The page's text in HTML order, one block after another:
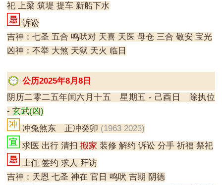
祀 上梁 筑堤 提车 新船下水
诉讼
吉神：七圣 五合 鸣吠对 天喜 天医 母仓 三合 敬安 宝光
凶神：不举 大煞 天狱 天火 临日
公历2025年8月8日
阴历二零二五年闰六月十五 星期五 - 己酉日 除执位
- 玄武(凶)
冲兔煞东 正冲癸卯 (1963 2023)
求医 出行 清扫 搬家 装修 解约 诉讼 分手 祈福 祭祀
上任 签约 求人 拜访
吉神：天恩 七圣 神在 官日 鸣吠 吉期 阴德